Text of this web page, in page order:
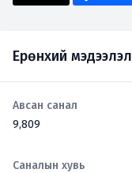
Ерөнхий мэдээлэл
Авсан санал
9,809
Саналын хувь